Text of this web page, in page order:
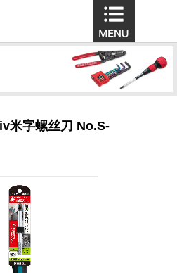
米字螺丝刀 No.S-